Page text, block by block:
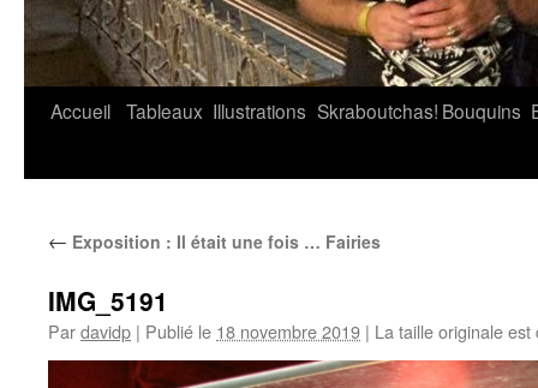
Accueil Tableaux Illustrations Skraboutchas! Bouquins
← Exposition : Il était une fois … Fairies
IMG_5191
Pardavidp | Publié le 18 novembre 2019 | La taille originale